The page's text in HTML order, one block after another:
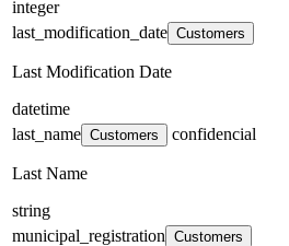
integer
last_modification_date Customers
Last Modification Date
datetime
last_name Customers confidencial
Last Name
string
municipal_registration Customers